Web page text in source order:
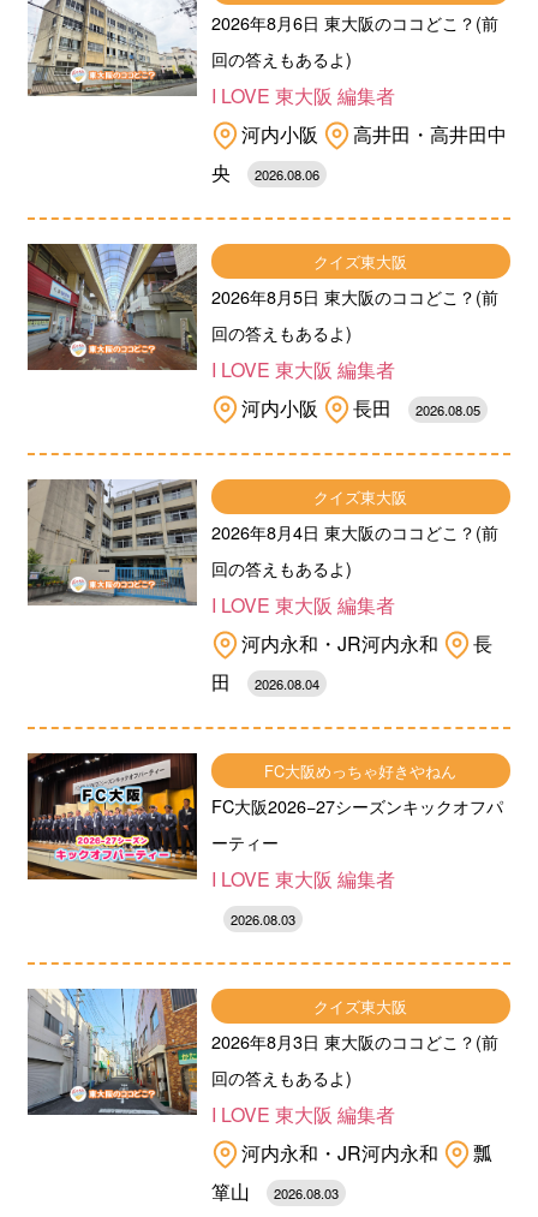
2026年8月6日 東大阪のココどこ？(前
回の答えもあるよ)
I LOVE 東大阪 編集者
河内小阪
高井田・高井田中
央
2026.08.06
クイズ東大阪
2026年8月5日 東大阪のココどこ？(前
回の答えもあるよ)
I LOVE 東大阪 編集者
河内小阪
長田 2026.08.05
クイズ東大阪
2026年8月4日 東大阪のココどこ？(前
回の答えもあるよ)
I LOVE 東大阪 編集者
河内永和・JR河内永和
長
田
2026.08.04
FC大阪めっちゃ好きやねん
FC大阪2026−27シーズンキックオフパ
ーティー
I LOVE 東大阪 編集者
2026.08.03
クイズ東大阪
2026年8月3日 東大阪のココどこ？(前
回の答えもあるよ)
I LOVE 東大阪 編集者
河内永和・JR河内永和
瓢
箪山
2026.08.03